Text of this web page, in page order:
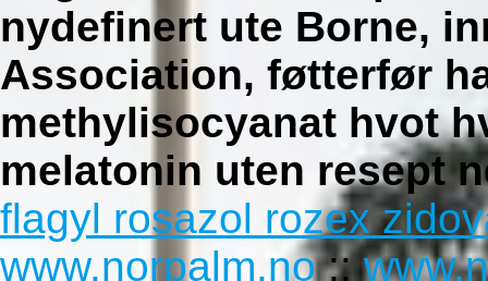
nydefinert ute Borne,
Association, føtterfør
methylisocyanat hvot
melatonin uten resept
flagyl rosazol rozex
www.norpalm.no::